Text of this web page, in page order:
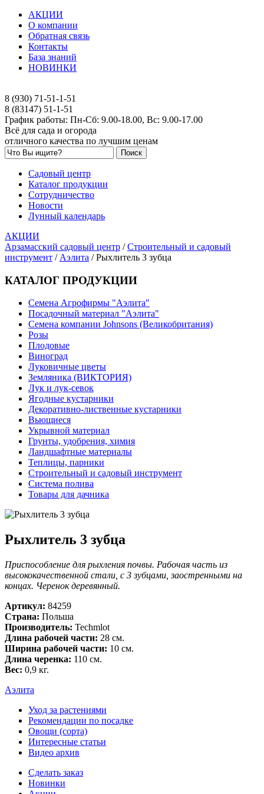
АКЦИИ
О компании
Обратная связь
Контакты
База знаний
НОВИНКИ
8 (930) 71-51-1-51
8 (83147) 51-1-51
График работы: Пн-Сб: 9.00-18.00, Вс: 9.00-17.00
Всё для сада и огорода
отличного качества по лучшим ценам
Садовый центр
Каталог продукции
Сотрудничество
Новости
Лунный календарь
АКЦИИ
Арзамасский садовый центр /Строительный и садовый
инструмент / Аэлита /Рыхлитель 3 зубца
КАТАЛОГ ПРОДУКЦИИ
Семена Агрофирмы "Аэлита"
Посадочный материал "Аэлита"
Семена компании Johnsons (Великобритания)
Розы
Плодовые
Виноград
Луковичные цветы
Земляника (ВИКТОРИЯ)
Лук и лук-севок
Ягодные кустарники
Декоративно-лиственные кустарники
Вьющиеся
Укрывной материал
Грунты, удобрения, химия
Ландшафтные материалы
Теплицы, парники
Строительный и садовый инструмент
Система полива
Товары для дачника
Рыхлитель 3 зубца
Приспособление для рыхления почвы. Рабочая часть из
высококачественной стали, с 3 зубцами, заостренными на
концах. Черенок деревянный.
Артикул: 84259
Страна: Польша
Производитель: Techmlot
Длина рабочей части: 28 см.
Ширина рабочей части: 10 см.
Длина черенка: 110 см.
Вес: 0,9 кг.
Аэлита
Уход за растениями
Рекомендации по посадке
Овощи (сорта)
Интересные статьи
Видео архив
Сделать заказ
Новинки